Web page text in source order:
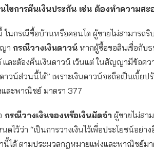
นไขการคืนเงินประกัน เช่น ต้องทำความ
ในกรณีซื้อบ้านหรือคอนโด ผู้ขายไม่สามารถริ
า กรณีวางเงินดาวน์ หากผู้ซื้อขอสินเชื่อกับ
และต้องคืนเงินดาวน์ เว้นแต่ ในสัญญามีข้อค
าวน์ส่วนนี้ได้” เพราะเงินดาวน์จะถือเป็นเบี้
ละพาณิชย์ มาตรา 377
กรณีวางเงินจองหรือเงินมัดจำ ผู้ขายไม่สา
ดไว้ว่า “เป็นการวางเงินไว้เพื่อประโยชน์อ
นี้ได้ ตามประมวลกฎหมายแพ่งและพาณิชย์ม